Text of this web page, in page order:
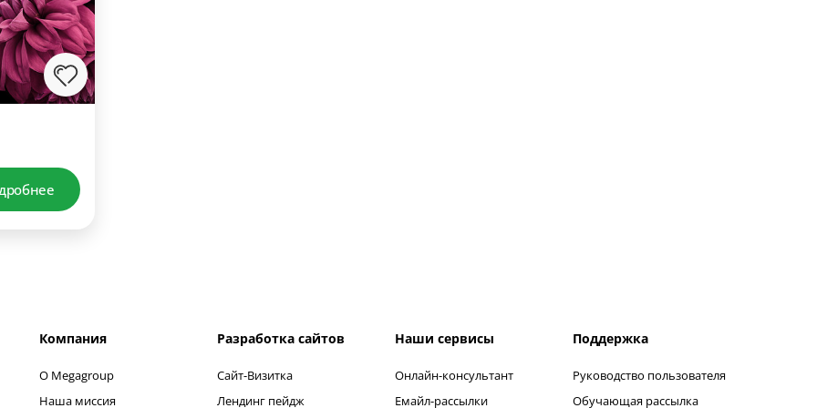
Компания
О Megagroup
Наша миссия
Разработка сайтов
Сайт-Визитка
Лендинг пейдж
Наши сервисы
Онлайн-консультант
Емайл-рассылки
Поддержка
Руководство пользователя
Обучающая рассылка